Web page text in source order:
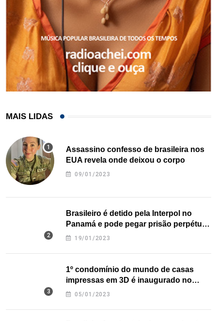
MAIS LIDAS
Assassino confesso de brasileira nos
EUA revela onde deixou o corpo
09/01/2023
Brasileiro é detido pela Interpol no
Panamá e pode pegar prisão perpétua
nos EUA
19/01/2023
1º condomínio do mundo de casas
impressas em 3D é inaugurado no
Texas
05/01/2023